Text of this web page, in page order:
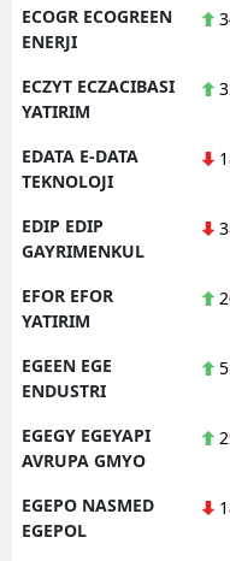
ECOGR ECOGREEN
ENERJI
ECZYT ECZACIBASI
YATIRIM
EDATA E-DATA
TEKNOLOJI
EDIP EDIP
GAYRIMENKUL
EFOR EFOR
YATIRIM
EGEEN EGE
ENDUSTRI
EGEGY EGEYAPI
AVRUPA GMYO
EGEPO NASMED
EGEPOL